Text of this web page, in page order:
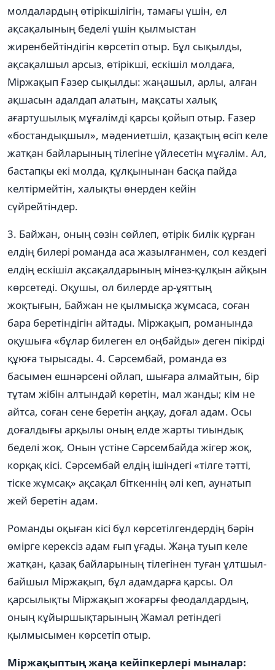
молдалардың өтірікшілігін, тамағы үшін, ел
ақсақалының беделі үшін қылмыстан
жиренбейтіндігін көрсетіп отыр. Бұл сықылды,
ақсақалшыл арсыз, өтірікші, ескішіл молдаға,
Міржақып Ғазер сықылды: жаңашыл, арлы, алған
ақшасын адалдап алатын, мақсаты халық
ағартушылық мұғалімді қарсы қойып отыр. Ғазер
«бостандықшыл», мəдениетшіл, қазақтың өсіп келе
жатқан байларының тілегіне үйлесетін мұғалім. Ал,
бастапқы екі молда, құлқынынан басқа пайда
келтірмейтін, халықты өнерден кейін
сүйрейтіндер.
3. Байжан, оның сөзін сөйлеп, өтірік билік құрған
елдің билері романда аса жазылғанмен, сол кездегі
елдің ескішіл ақсақалдарының мінез-құлқын айқын
көрсетеді. Оқушы, ол билерде ар-ұяттың
жоқтығын, Байжан не қылмысқа жұмсаса, соған
бара беретіндігін айтады. Міржақып, романында
оқушыға «бұлар билеген ел оңбайды» деген пікірді
құюға тырысады. 4. Сəрсембай, романда өз
басымен ешнəрсені ойлап, шығара алмайтын, бір
тұтам жібін алтындай көретін, мал жанды; кім не
айтса, соған сене беретін аңқау, доғал адам. Осы
доғалдығы арқылы оның елде жарты тиындық
беделі жоқ. Онын үстіне Сəрсембайда жігер жоқ,
корқақ кісі. Сəрсембай елдің ішіндегі «тілге тəтті,
тіске жұмсақ» ақсақал біткеннің əлі кеп, аунатып
жей беретін адам.
Романды оқыған кісі бұл көрсетілгендердің бəрін
өмірге керексіз адам ғып ұғады. Жаңа туып келе
жатқан, қазақ байларының тілегінен туған ұлтшыл-
байшыл Міржақып, бұл адамдарға қарсы. Ол
қарсылықты Міржақып жоғарғы феодалдардың,
оның кұйыршықтарының Жамал ретіндегі
қылмысымен көрсетіп отыр.
Міржақыптың жаңа кейіпкерлері мыналар: